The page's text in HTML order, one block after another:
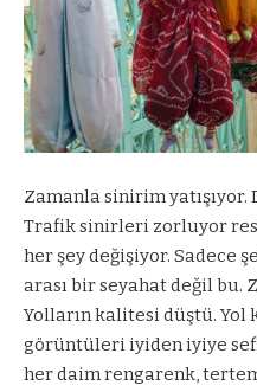
Zamanla sinirim yatışıyor.
Trafik sinirleri zorluyor
her şey değişiyor. Sadece
arası bir seyahat değil bu.
Yolların kalitesi düştü.
görüntüleri iyiden iyiye
her daim rengarenk,